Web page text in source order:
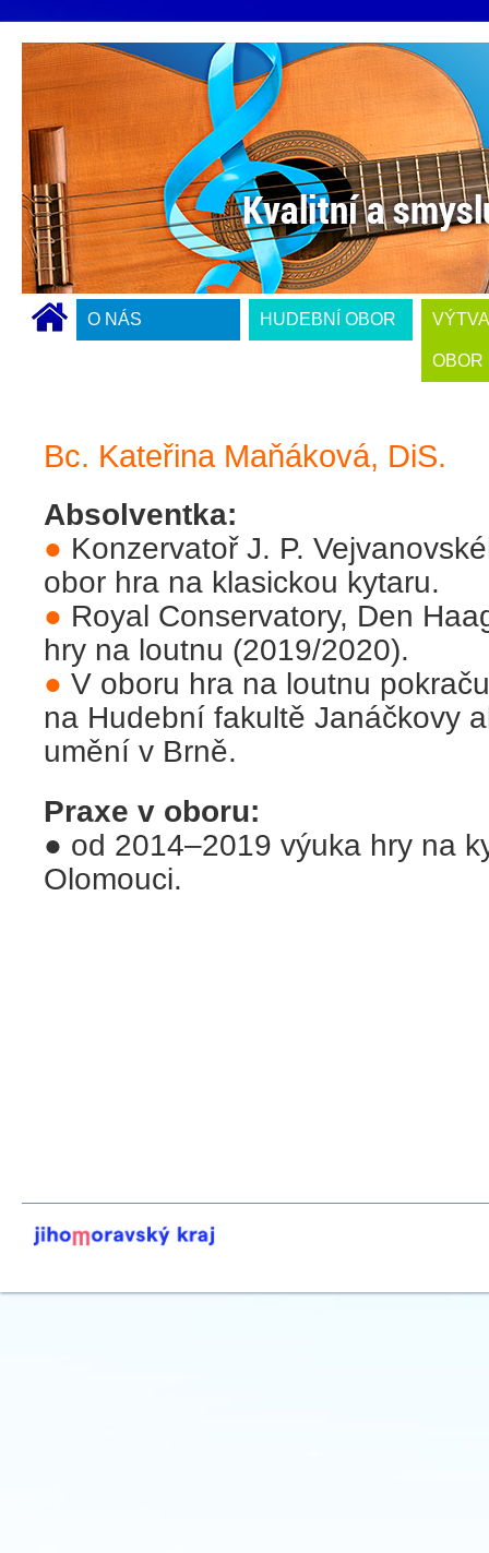
O NÁS HUDEBNÍ OBOR
OBOR
Bc. Kateřina Maňáková, DiS.
Absolventka:
● Konzervatoř J. P.
obor hra na klasickou kytaru.
● Royal Conservatory, Den
hry na loutnu (2019/2020).
● V oboru hra na loutnu
na Hudební fakultě Janáčkovy
umění v Brně.
Praxe v oboru:
● od 2014–2019 výuka hry na
Olomouci.